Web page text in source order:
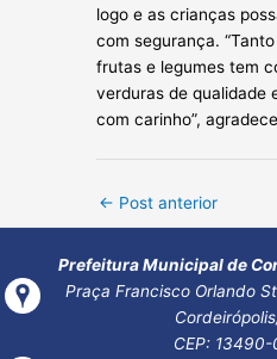
logo e as crianças
com segurança.
frutas e legumes tem
verduras de qualidade
com carinho”,
Post
← Post anterior
Prefeitura Municipal de
Praça Francisco Orlando
CEP: